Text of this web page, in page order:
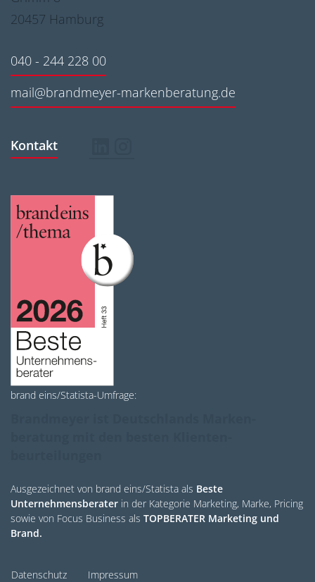
20457 Hamburg
040 - 244 228 00
mail@brandmeyer-markenberatung.de
Kontakt
brand eins/Statista-Umfrage:
Ausgezeichnet von brand eins/Statista als Beste
Unternehmensberater in der Kategorie Marketing, Marke, Pricing
sowie von Focus Business als TOPBERATER Marketing und
Brand.
Datenschutz Impressum